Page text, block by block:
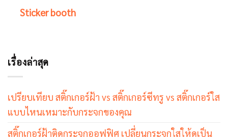
Sticker booth
เรื่องล่าสุด
เปรียบเทียบ สติ๊กเกอร์ฝ้า vs สติ๊กเกอร์ซีทรู vs สติ๊กเกอร์ใส
แบบไหนเหมาะกับกระจกของคุณ
สติ๊กเกอร์ฝ้าติดกระจกออฟฟิศ เปลี่ยนกระจกใสให้ดูเป็น